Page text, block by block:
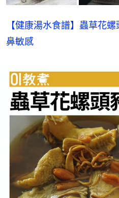
【健康湯水食譜】蟲草花
鼻敏感